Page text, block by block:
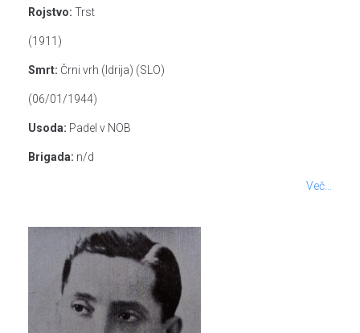
Rojstvo: Trst
(1911)
Smrt: Črni vrh (Idrija) (SLO)
(06/01/1944)
Usoda: Padel v NOB
Brigada: n/d
Več...